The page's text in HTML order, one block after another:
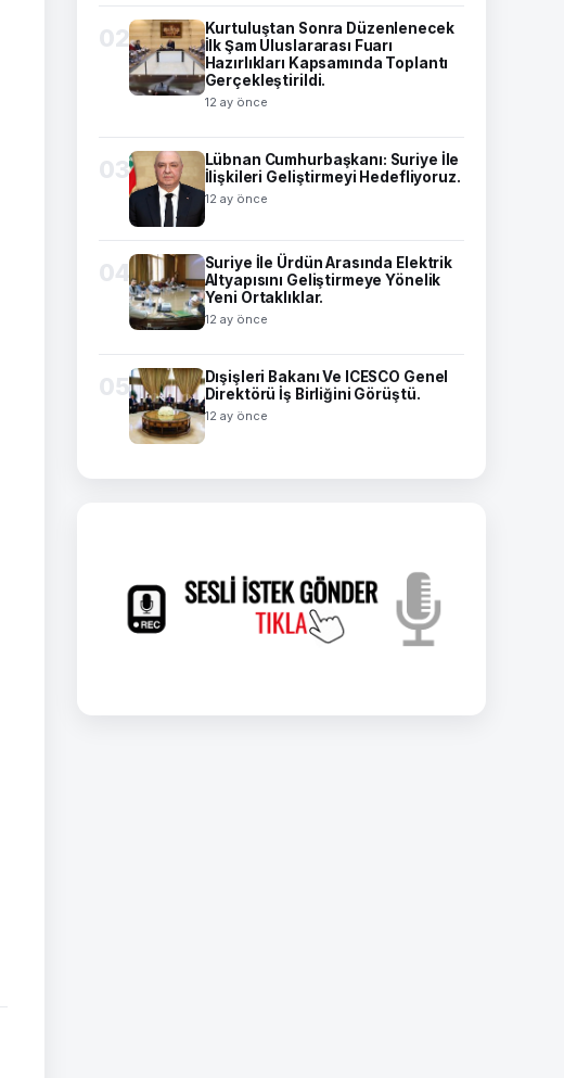
02
Kurtuluştan Sonra Düzenlenecek
İlk Şam Uluslararası Fuarı
Hazırlıkları Kapsamında Toplantı
Gerçekleştirildi.
12 ay önce
03
Lübnan Cumhurbaşkanı: Suriye İle
İlişkileri Geliştirmeyi Hedefliyoruz.
12 ay önce
04
Suriye İle Ürdün Arasında Elektrik
Altyapısını Geliştirmeye Yönelik
Yeni Ortaklıklar.
12 ay önce
05
Dışişleri Bakanı Ve ICESCO Genel
Direktörü İş Birliğini Görüştü.
12 ay önce